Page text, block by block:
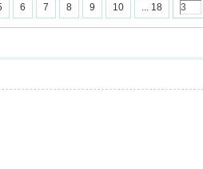
6 7 8 9 10 ... 18